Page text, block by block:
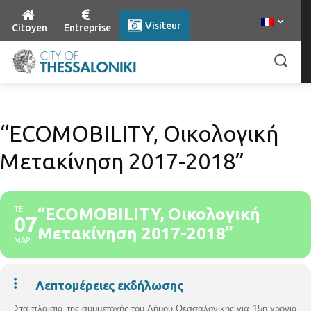
Citoyen Entreprise Visiteur
“ECOMOBILITY, Οικολογική
Μετακίνηση 2017-2018”
ΤΕ
07
ΜΑΡ
“ECOMOBILITY, Οικολογική
Μετακίνηση 2017-2018”
Λεπτομέρειες εκδήλωσης
Στα πλαίσια της συμμετοχής του Δήμου Θεσσαλονίκης για 15η χρονιά